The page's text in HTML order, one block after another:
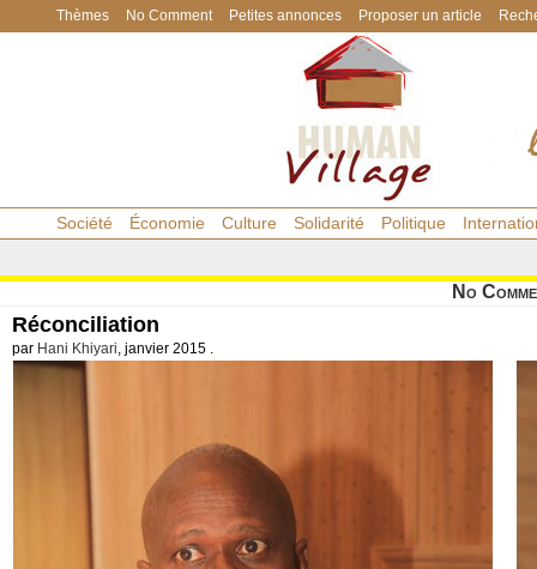
Thèmes No Comment Petites annonces Proposer un article
Société Économie Culture Solidarité Politique
No
Réconciliation
par Hani Khiyari, janvier 2015 .